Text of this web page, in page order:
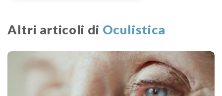
Altri articoli di Oculistica